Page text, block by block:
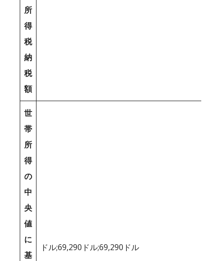
所
得
税
納
税
額
世
帯
所
得
の
中
央
値
に
基
ドル;69,290ドル;69,290ドル